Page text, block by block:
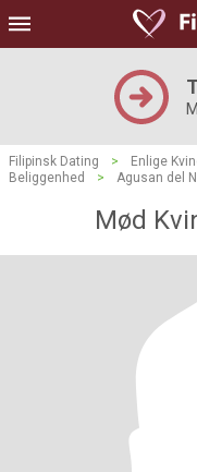
Filipinsk Dating > Enlige
Beliggenhed
> Agusan del
Mød